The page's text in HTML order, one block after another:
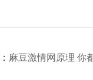
麻豆激情网原理 你